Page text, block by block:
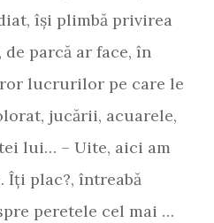
își plimbă privirea
parcă ar face, în
lucrurilor pe care le
jucării, acuarele,
lui… – Uite, aici am
Îți plac?, întreabă
peretele cel mai …